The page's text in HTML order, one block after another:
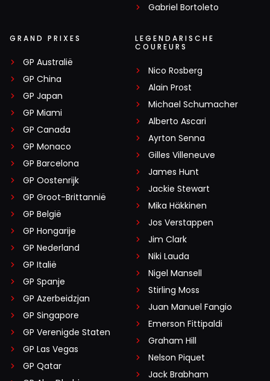
Gabriel Bortoleto
GRAND PRIXES
GP Australië
GP China
GP Japan
GP Miami
GP Canada
GP Monaco
GP Barcelona
GP Oostenrijk
GP Groot-Brittannië
GP België
GP Hongarije
GP Nederland
GP Italië
GP Spanje
GP Azerbeidzjan
GP Singapore
GP Verenigde Staten
GP Las Vegas
GP Qatar
LEGENDARISCHE
COUREURS
Nico Rosberg
Alain Prost
Michael Schumacher
Alberto Ascari
Ayrton Senna
Gilles Villeneuve
James Hunt
Jackie Stewart
Mika Häkkinen
Jos Verstappen
Jim Clark
Niki Lauda
Nigel Mansell
Stirling Moss
Juan Manuel Fangio
Emerson Fittipaldi
Graham Hill
Nelson Piquet
Jack Brabham